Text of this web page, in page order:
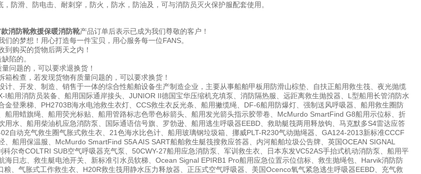
防滑、防电击、耐刺穿，防火，防水，防油及，可与消防员灭火保护服配套使用。
消防靴救援保暖消防靴产品订单后表示已成为我们尊敬的客户！
的梦想！用心打造每一件宝贝，用心服务每一位FANS。
到购买的货物后两天之内！
陷的。
问题的，可以要求退换货！
箱检查，若发现货物有质量问题的，可以要求换货！
计、开发、制造、销售于一体的综合性船舶设备生产制造企业，主要从事船舶甲板用防滑山棕垫、自扶正船用救生筏、夜光抛缆
I船用消防员装备、船用国际通岸接头、JUNIOR II德国宝华压缩机充填泵、消防隔热服、远距离救生抛投器、L型船用长管消防水
金登乘梯、PH2703B海水电池救生衣灯、CCS救生衣反光条、船用撇缆绳、DF-6船用防爆灯、强制送风呼吸器、船用救生圈防
船用蜡旗绳、船用荧光标贴、船用管路标志色带色标箭头、船用发光箭头指示胶带卷、McMurdo SmartFind G8船用示位标、折
用水、船用柴油机应急消防泵、国际通语信号旗、罗勃逊、船用逃生呼吸器EEBD、救助艇筏两用释放钩、马克默多S4雷达应答
自动充气救生圈气胀式救生衣、21色海水比色计、船用玻璃钢垃圾箱、挪威PLT-R230气动抛绳器、GA124-2013新标准CCCF
、船用保温服、McMurdo SmartFind S5A AIS SART船舶救生艇筏搜救应答器、内河船舶垃圾公告牌、英国OCEAN SIGNAL
科尔奇COLTRI SUB空气呼吸器充气泵、50CWY-27船用应急消防泵、军训救生衣、日本东发VC52AS手抬式机动消防泵、船用平
海日志、救生艇电池开关、新标准引水员软梯、Ocean Signal EPIRB1 Pro船用应急位置示位信标、救生抛绳包、Harvik消防防
粮、气胀式工作救生衣、H20R救生筏用静水压力释放器、正压式空气呼吸器、美国Ocenco氧气紧急逃生呼吸器EEBD、充气救